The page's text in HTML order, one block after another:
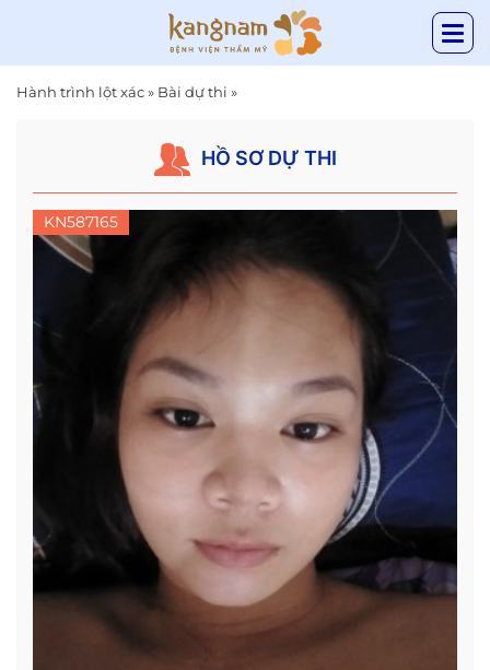
Hành trình lột xác» Bài dự thi »
HỒ SƠ DỰ THI
KN587165